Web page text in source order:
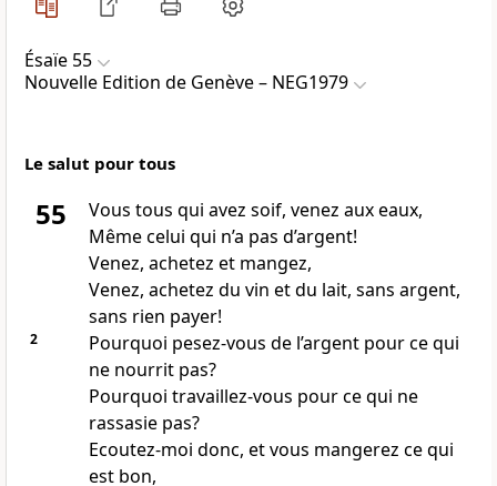
Ésaïe 55
Nouvelle Edition de Genève – NEG1979
Le salut pour tous
55
Vous tous qui avez soif, venez aux eaux,
Même celui qui n’a pas d’argent!
Venez, achetez et mangez,
Venez, achetez du vin et du lait, sans argent,
sans rien payer!
2
Pourquoi pesez-vous de l’argent pour ce qui
ne nourrit pas?
Pourquoi travaillez-vous pour ce qui ne
rassasie pas?
Ecoutez-moi donc, et vous mangerez ce qui
est bon,